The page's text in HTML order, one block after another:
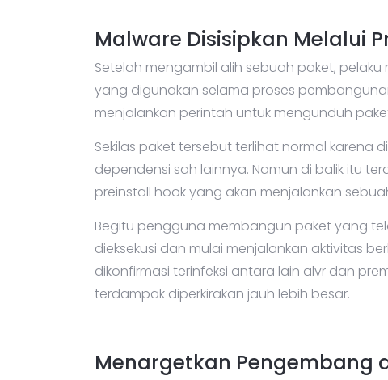
Malware Disisipkan Melalui
Setelah mengambil alih sebuah paket, pelaku
yang digunakan selama proses
menjalankan perintah untuk mengunduh
Sekilas paket tersebut terlihat normal karena
dependensi sah lainnya. Namun di balik itu
preinstall hook yang akan menjalankan
Begitu pengguna membangun paket yang
dieksekusi dan mulai menjalankan aktivitas
dikonfirmasi terinfeksi antara lain alvr dan
terdampak diperkirakan jauh lebih besar.
Menargetkan Pengembang